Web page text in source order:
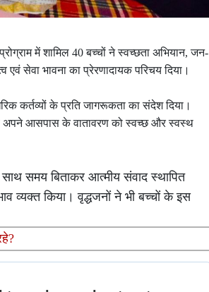
में शामिल 40 बच्चों ने स्वच्छता अभियान, जन-
सेवा भावना का प्रेरणादायक परिचय दिया।
कर्तव्यों के प्रति जागरूकता का संदेश दिया।
अपने आसपास के वातावरण को स्वच्छ और स्वस्थ
साथ समय बिताकर आत्मीय संवाद स्थापित
व्यक्त किया। वृद्धजनों ने भी बच्चों के इस